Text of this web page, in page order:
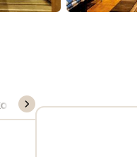
skileje/undervisning